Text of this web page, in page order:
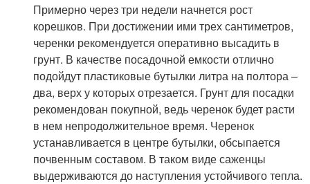
Примерно через три недели начнется рост
корешков. При достижении ими трех сантиметров,
черенки рекомендуется оперативно высадить в
грунт. В качестве посадочной емкости отлично
подойдут пластиковые бутылки литра на полтора –
два, верх у которых отрезается. Грунт для посадки
рекомендован покупной, ведь черенок будет расти
в нем непродолжительное время. Черенок
устанавливается в центре бутылки, обсыпается
почвенным составом. В таком виде саженцы
выдерживаются до наступления устойчивого тепла.